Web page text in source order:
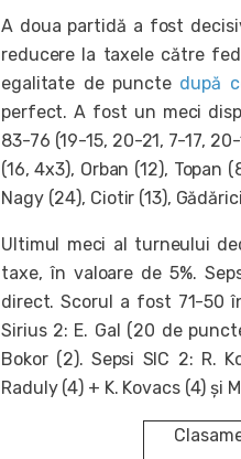
A doua partidă a fost
reducere la taxele către
egalitate de puncte după
perfect. A fost un meci
83-76 (19-15, 20-21, 7-17,
(16, 4x3), Orban (12), Topan
Nagy (24), Ciotir (13),
Ultimul meci al turneului
taxe, în valoare de 5%.
direct. Scorul a fost 71-50
Sirius 2: E. Gal (20 de
Bokor (2). Sepsi SIC 2: R.
Raduly (4) + K. Kovacs (4) și